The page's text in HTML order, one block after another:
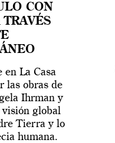
CON
en La Casa
las obras de
Ihrman y
global
Tierra y lo
humana.